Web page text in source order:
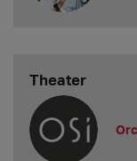
Theater